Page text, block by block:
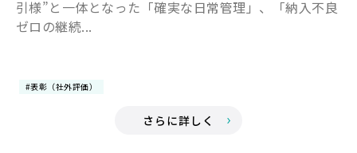
引様”と一体となった「確実な日常管理」、「納入不良
ゼロの継続...
#表彰（社外評価）
さらに詳しく